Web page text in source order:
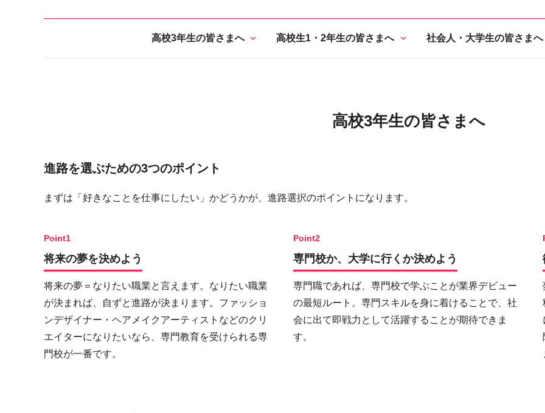
高校3年生の皆さまへ 高校生1・2年生の皆さまへ 社会人・大学生の皆さまへ
高校3年生の皆さまへ
進路を選ぶための3つのポイント
まずは「好きなことを仕事にしたい」かどうかが、進路選択のポイントになります。
Point1
将来の夢を決めよう
将来の夢＝なりたい職業と言えます。なりたい職業
が決まれば、自ずと進路が決まります。ファッショ
ンデザイナー・ヘアメイクアーティストなどのクリ
エイターになりたいなら、専門教育を受けられる専
門校が一番です。
Point2
専門校か、大学に行くか決めよう
専門職であれば、専門校で学ぶことが業界デビュー
の最短ルート。専門スキルを身に着けることで、社
会に出て即戦力として活躍することが期待できま
す。